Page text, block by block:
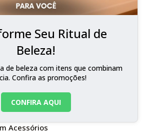
Seu Ritual de
Beleza!
de beleza com itens que combinam
Confira as promoções!
CONFIRA AQUI
Acessórios